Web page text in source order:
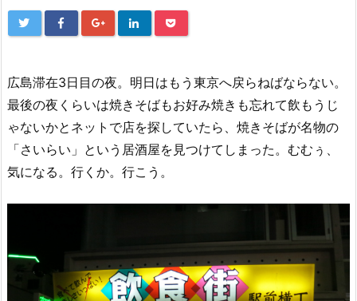
広島滞在3日目の夜。明日はもう東京へ戻らねばならない。
最後の夜くらいは焼きそばもお好み焼きも忘れて飲もうじ
ゃないかとネットで店を探していたら、焼きそばが名物の
「さいらい」という居酒屋を見つけてしまった。むむぅ、
気になる。行くか。行こう。